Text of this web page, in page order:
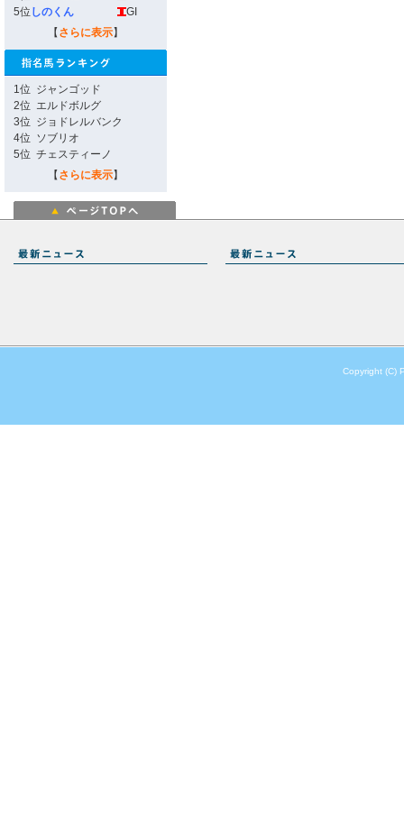
5位 しのくん
GI
【 さらに表示】
1位 ジャンゴッド
2位 エルドボルグ
3位 ジョドレルバンク
4位 ソブリオ
5位 チェスティーノ
【 さらに表示】
Copyright (C)